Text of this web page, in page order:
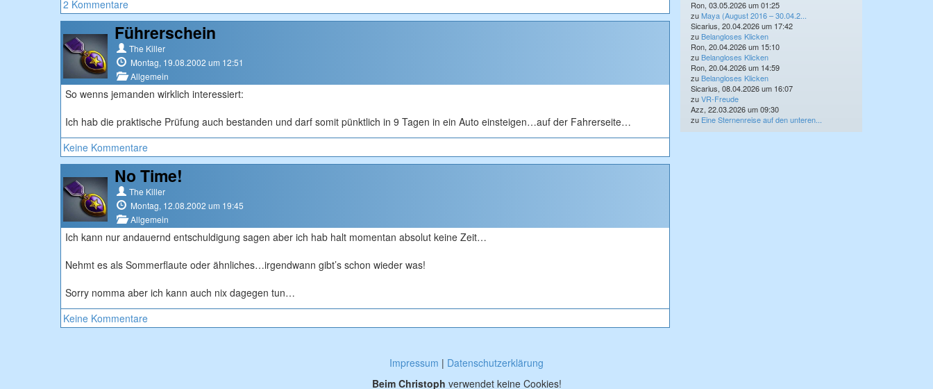
2 Kommentare
Führerschein
The Killer
Montag, 19.08.2002 um 12:51
Allgemein
So wenns jemanden wirklich interessiert:
Ich hab die praktische Prüfung auch bestanden und darf somit pünktlich in 9 Tagen in ein Auto einsteigen…auf der Fahrerseite…
Keine Kommentare
No Time!
The Killer
Montag, 12.08.2002 um 19:45
Allgemein
Ich kann nur andauernd entschuldigung sagen aber ich hab halt momentan absolut keine Zeit…
Nehmt es als Sommerflaute oder ähnliches…irgendwann gibt’s schon wieder was!
Sorry nomma aber ich kann auch nix dagegen tun…
Keine Kommentare
Ron, 03.05.2026 um 01:25
zuMaya (August 2016 – 30.04.2...
Sicarius, 20.04.2026 um 17:42
zu Belangloses Klicken
Ron, 20.04.2026 um 15:10
zu Belangloses Klicken
Ron, 20.04.2026 um 14:59
zu Belangloses Klicken
Sicarius, 08.04.2026 um 16:07
zuVR-Freude
Azz, 22.03.2026 um 09:30
zu Eine Sternenreise auf den unteren...
Impressum | Datenschutzerklärung
Beim Christoph verwendet keine Cookies!